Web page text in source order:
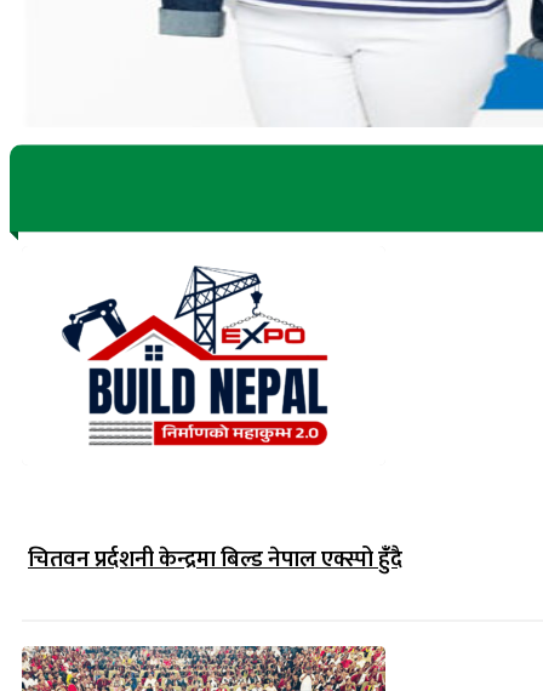
चितवन प्रर्दशनी केन्द्रमा बिल्ड नेपाल एक्स्पो हुंँदै